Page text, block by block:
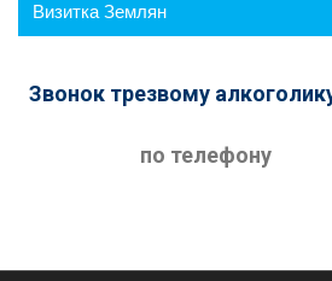
Визитка Землян
Звонок трезвому
по телефону